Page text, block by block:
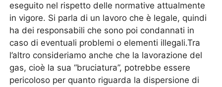
eseguito nel rispetto delle normative attualmente
in vigore. Si parla di un lavoro che è legale, quindi
ha dei responsabili che sono poi condannati in
caso di eventuali problemi o elementi illegali.Tra
l’altro consideriamo anche che la lavorazione del
gas, cioè la sua “bruciatura”, potrebbe essere
pericoloso per quanto riguarda la dispersione di